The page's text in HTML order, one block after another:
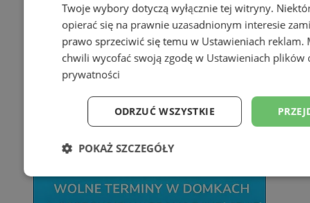
Twoje wybory dotyczą wyłącznie tej witryny.
opierać się na prawnie uzasadnionym interesie
prawo sprzeciwić się temu w Ustawieniach reklam.
chwili wycofać swoją zgodę w Ustawieniach plików
prywatności
ODRZUĆ WSZYSTKIE
POKAŻ SZCZEGÓŁY
Niezbędne Wydajność